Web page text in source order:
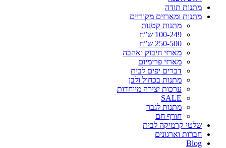
מתנות תודה
מתנות ומארזים מקוריים
מתנות קטנות
100-249 ש”ח
250-500 ש”ח
מארזי חיבוק ואהבה
מארזי פרימיום
דברים יפים לבית
מתנות בכחול ולבן
ערכות יצירה מיוחדות
SALE
מתנות לגבר
חורף חם
שלטי קרמיקה לבית
חברות וארגונים
Blog